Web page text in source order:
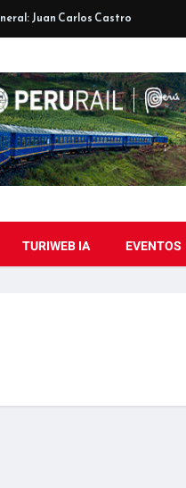
Juan Carlos Castro
TURIWEB IA EVENTOS